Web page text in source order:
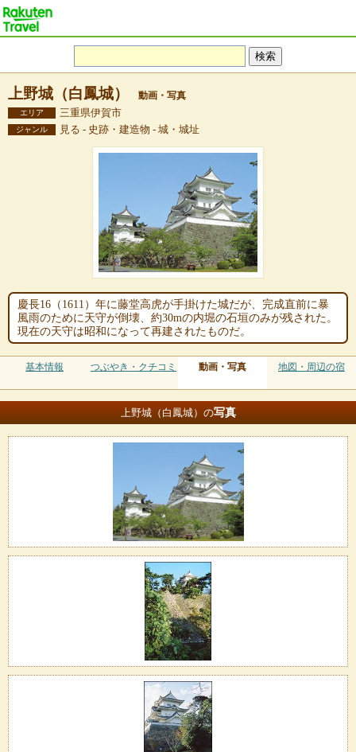
上野城（白鳳城） 動画・写真
エリア 三重県伊賀市
ジャンル 見る - 史跡・建造物 - 城・城址
慶長16（1611）年に藤堂高虎が手掛けた城だが、完成直前に暴
風雨のために天守が倒壊、約30mの内堀の石垣のみが残された。
現在の天守は昭和になって再建されたものだ。
基本情報 つぶやき・クチコミ 動画・写真 地図・周辺の宿
上野城（白鳳城）の写真